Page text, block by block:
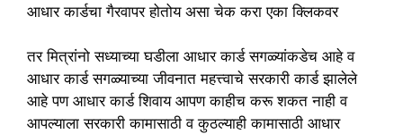
आधार कार्डचा गैरवापर होतोय असा चेक करा एका क्लिकवर
तर मित्रांनो सध्याच्या घडीला आधार कार्ड सगळ्यांकडेच आहे व
आधार कार्ड सगळ्याच्या जीवनात महत्त्वाचे सरकारी कार्ड झालेले
आहे पण आधार कार्ड शिवाय आपण काहीच करू शकत नाही व
आपल्याला सरकारी कामासाठी व कुठल्याही कामासाठी आधार